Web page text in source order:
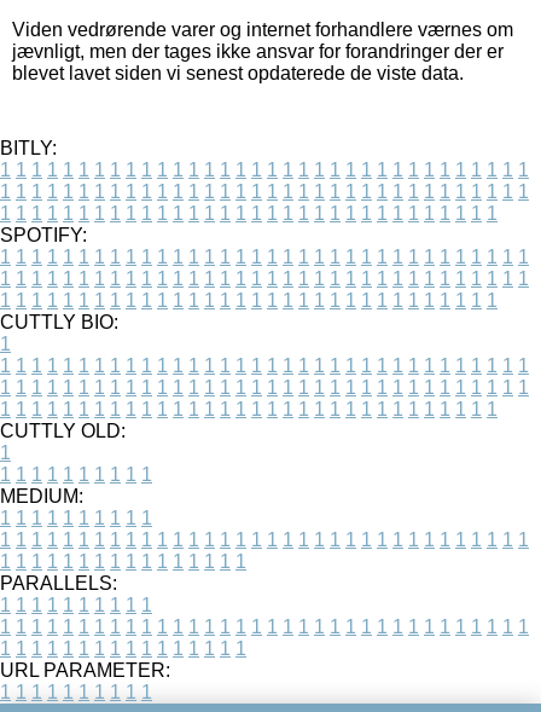
Viden vedrørende varer og internet forhandlere værnes om
jævnligt, men der tages ikke ansvar for forandringer der er
blevet lavet siden vi senest opdaterede de viste data.
BITLY:
1 1 1 1 1 1 1 1 1 1 1 1 1 1 1 1 1 1 1 1 1 1 1 1 1 1 1 1 1 1 1 1 1 1
1 1 1 1 1 1 1 1 1 1 1 1 1 1 1 1 1 1 1 1 1 1 1 1 1 1 1 1 1 1 1 1 1 1
1 1 1 1 1 1 1 1 1 1 1 1 1 1 1 1 1 1 1 1 1 1 1 1 1 1 1 1 1 1 1 1
SPOTIFY:
1 1 1 1 1 1 1 1 1 1 1 1 1 1 1 1 1 1 1 1 1 1 1 1 1 1 1 1 1 1 1 1 1 1
1 1 1 1 1 1 1 1 1 1 1 1 1 1 1 1 1 1 1 1 1 1 1 1 1 1 1 1 1 1 1 1 1 1
1 1 1 1 1 1 1 1 1 1 1 1 1 1 1 1 1 1 1 1 1 1 1 1 1 1 1 1 1 1 1 1
CUTTLY BIO:
1
1 1 1 1 1 1 1 1 1 1 1 1 1 1 1 1 1 1 1 1 1 1 1 1 1 1 1 1 1 1 1 1 1 1
1 1 1 1 1 1 1 1 1 1 1 1 1 1 1 1 1 1 1 1 1 1 1 1 1 1 1 1 1 1 1 1 1 1
1 1 1 1 1 1 1 1 1 1 1 1 1 1 1 1 1 1 1 1 1 1 1 1 1 1 1 1 1 1 1 1
CUTTLY OLD:
1
1 1 1 1 1 1 1 1 1 1
MEDIUM:
1 1 1 1 1 1 1 1 1 1
1 1 1 1 1 1 1 1 1 1 1 1 1 1 1 1 1 1 1 1 1 1 1 1 1 1 1 1 1 1 1 1 1 1
1 1 1 1 1 1 1 1 1 1 1 1 1 1 1 1
PARALLELS:
1 1 1 1 1 1 1 1 1 1
1 1 1 1 1 1 1 1 1 1 1 1 1 1 1 1 1 1 1 1 1 1 1 1 1 1 1 1 1 1 1 1 1 1
1 1 1 1 1 1 1 1 1 1 1 1 1 1 1 1
URL PARAMETER:
1 1 1 1 1 1 1 1 1 1